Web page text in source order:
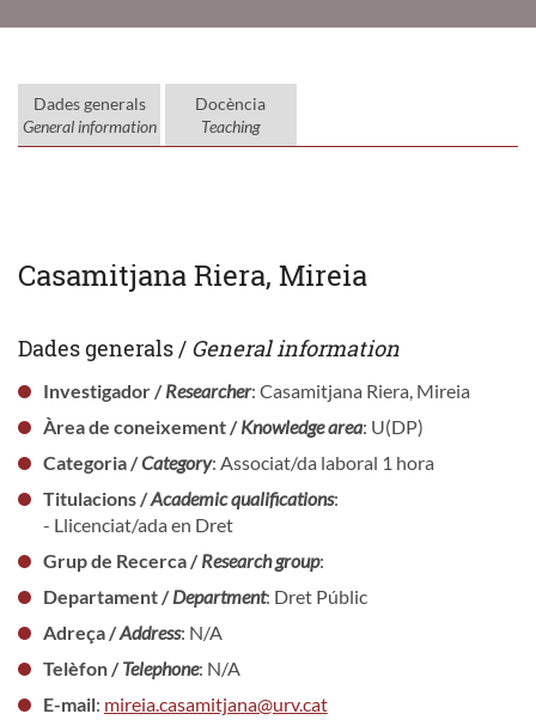
Dades generals
General information
Docència
Teaching
Casamitjana Riera, Mireia
Dades generals / General information
Investigador /Researcher: Casamitjana Riera, Mireia
Àrea de coneixement /Knowledge area: U(DP)
Categoria /Category: Associat/da laboral 1 hora
Titulacions /Academic qualifications:
- Llicenciat/ada en Dret
Grup de Recerca /Research group:
Departament /Department: Dret Públic
Adreça /Address: N/A
Telèfon /Telephone: N/A
E-mail: mireia.casamitjana@urv.cat